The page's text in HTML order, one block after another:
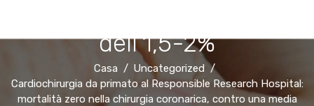
dell’1,5-2%
Casa
Uncategorized
Cardiochirurgia da primato al Responsible Research Hospital:
mortalità zero nella chirurgia coronarica, contro una media